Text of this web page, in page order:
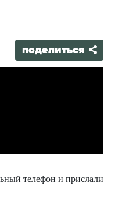
поделиться
телефон и прислали